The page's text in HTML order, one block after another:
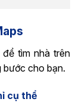
tìm nhà trên
bước cho bạn.
cụ thể